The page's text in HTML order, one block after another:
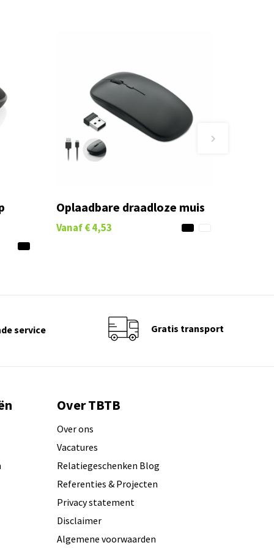
Oplaadbare draadloze muis
Vanaf€ 4,53
service Gratis transport
Over TBTB
Over ons
Vacatures
Relatiegeschenken Blog
Referenties & Projecten
Privacy statement
Disclaimer
Algemene voorwaarden